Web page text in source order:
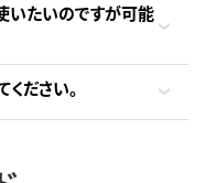
いたいのですが可能
ださい。